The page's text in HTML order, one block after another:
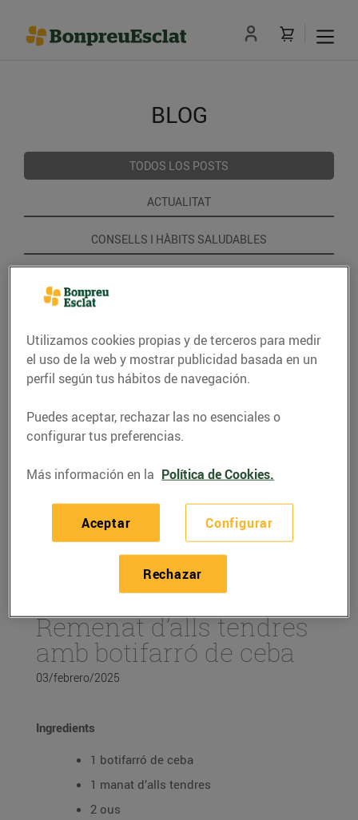
BLOG
TODOS LOS POSTS
ACTUALITAT
CONSELLS I HÀBITS SALUDABLES
RECEPTES
Remenat d’alls tendres
amb botifarró de ceba
03/febrero/2025
Ingredients
1 botifarró de ceba
1 manat d’alls tendres
2 ous
Utilizamos cookies propias y de terceros para medir
el uso de la web y mostrar publicidad basada en un
perfil según tus hábitos de navegación.
Puedes aceptar, rechazar las no esenciales o
configurar tus preferencias.
Más información en la Política de Cookies.
Configurar
Rechazar
Aceptar